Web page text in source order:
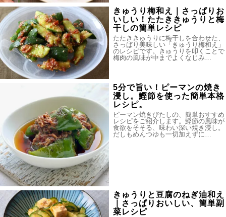
きゅうり梅和え｜さっぱりお
いしい！たたききゅうりと梅
干しの簡単レシピ
たたききゅうりに梅干しを合わせた、
さっぱり美味しい「きゅうり梅和え」
のレシピです。きゅうりを叩くことで
梅肉の風味が中までよくなじみ…
5分で旨い！ピーマンの焼き
浸し。鰹節を使った簡単本格
レシピ。
ピーマン焼きびたしの、簡単おすすめ
レシピをご紹介します。鰹節の風味が
食欲をそそる、味わい深い焼き浸し。
だしもめんつゆも一切加えずに…
きゅうりと豆腐のねぎ油和え
｜さっぱりおいしい、簡単副
菜レシピ